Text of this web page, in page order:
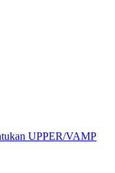
UPPER/VAMP